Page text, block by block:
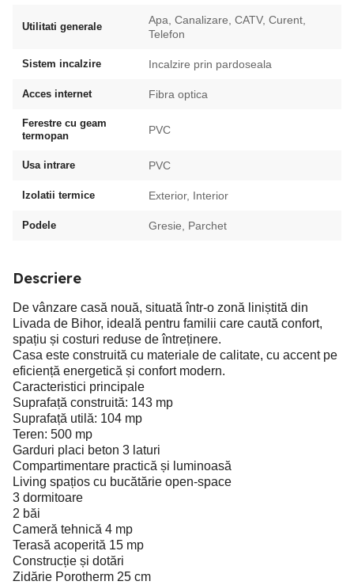
Utilitati generale
Apa, Canalizare, CATV, Curent,
Telefon
Sistem incalzire Incalzire prin pardoseala
Acces internet Fibra optica
Ferestre cu geam
termopan
PVC
Usa intrare PVC
Izolatii termice Exterior, Interior
Podele Gresie, Parchet
Descriere
De vânzare casă nouă, situată într-o zonă liniștită din
Livada de Bihor, ideală pentru familii care caută confort,
spațiu și costuri reduse de întreținere.
Casa este construită cu materiale de calitate, cu accent pe
eficiență energetică și confort modern.
Caracteristici principale
Suprafață construită: 143 mp
Suprafață utilă: 104 mp
Teren: 500 mp
Garduri placi beton 3 laturi
Compartimentare practică și luminoasă
Living spațios cu bucătărie open-space
3 dormitoare
2 băi
Cameră tehnică 4 mp
Terasă acoperită 15 mp
Construcție și dotări
Zidărie Porotherm 25 cm